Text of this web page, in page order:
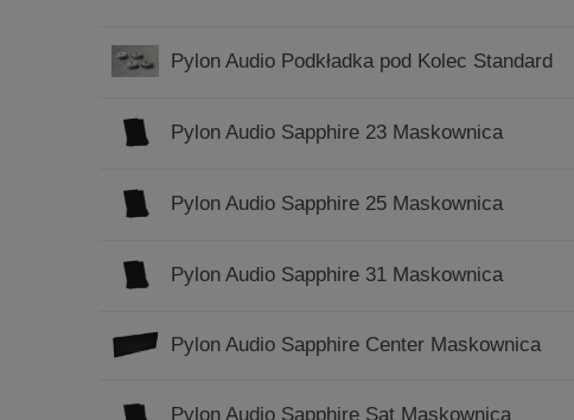
Pylon Audio Podkładka pod Kolec Standard
Pylon Audio Sapphire 23 Maskownica
Pylon Audio Sapphire 25 Maskownica
Pylon Audio Sapphire 31 Maskownica
Pylon Audio Sapphire Center Maskownica
Pylon Audio Sapphire Sat Maskownica